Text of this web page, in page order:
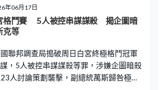
時公布。 夏寶龍之後到禮實府出席午
察行程在下午結束。
年06月17日
格鬥賽 5人被控串謀謀殺 揭企圖暗
克等
國聯邦調查局搗破周日白宮終極格鬥冠軍
，5人被控串謀謀殺等罪，涉嫌企圖暗殺
人討論策劃襲擊，副總統萬斯歸咎極左